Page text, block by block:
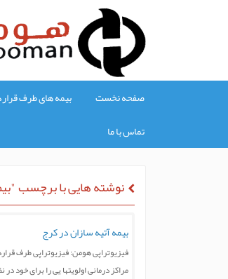
صفحه نخست بیمه های طرف
تماس با ما
نوشته هایی با برچسب
بیمه آتیه سازان در کرج
فیزیوتراپی هومن: فیزیوتراپی طرف
مراکز درمانی اولویتها یی را برای خود